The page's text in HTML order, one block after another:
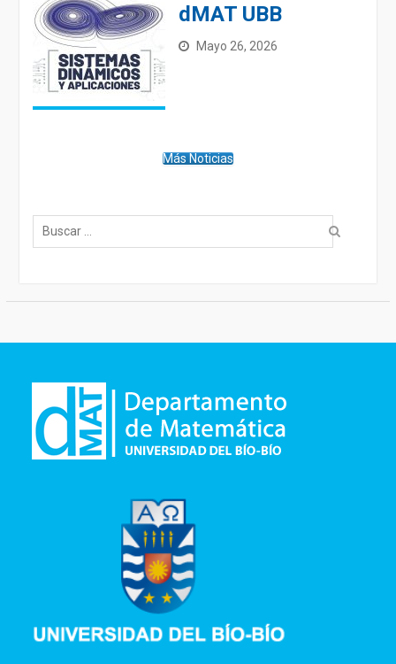
dMAT UBB
Mayo 26, 2026
Más Noticias
Búsqueda
para: